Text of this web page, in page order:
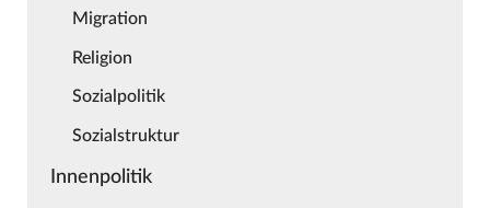
Migration
Religion
Sozialpolitik
Sozialstruktur
Innenpolitik